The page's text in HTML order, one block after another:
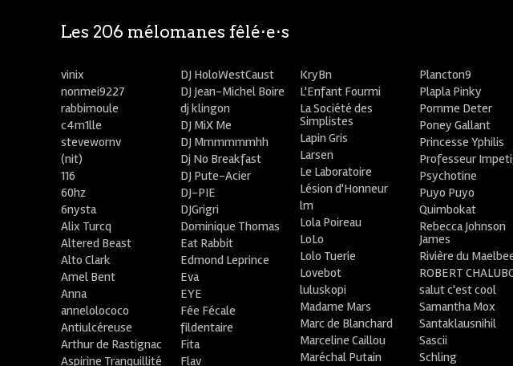
Les 206 mélomanes fêlé⋅e⋅s
vinix
nonmei9227
rabbimoule
c4m1lle
stevewornv
(nit)
116
60hz
6nysta
Alix Turcq
Altered Beast
Alto Clark
Amel Bent
Anna
annelolococo
Antiulcéreuse
Arthur de Rastignac
Aspirine Tranquillité
DJ HoloWestCaust
DJ Jean-Michel Boire
dj klingon
DJ MiX Me
DJ Mmmmmmhh
Dj No Breakfast
DJ Pute-Acier
DJ-PIE
DJGrigri
Dominique Thomas
Eat Rabbit
Edmond Leprince
Eva
EYE
Fée Fécale
fildentaire
Fita
Flav
KryBn
L'Enfant Fourmi
La Société des
Simplistes
Lapin Gris
Larsen
Le Laboratoire
Lésion d'Honneur
lm
Lola Poireau
LoLo
Lolo Tuerie
Lovebot
luluskopi
Madame Mars
Marc de Blanchard
Marceline Caillou
Maréchal Putain
Plancton9
Plapla Pinky
Pomme Deter
Poney Gallant
Princesse Yphilis
Professeur
Psychotine
Puyo Puyo
Quimbokat
Rebecca Johnson
James
Rivière du
ROBERT
salut c'est cool
Samantha Mox
Santaklausnihil
Sascii
Schling